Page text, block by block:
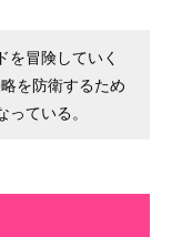
を冒険していく
を防衛するため
ている。